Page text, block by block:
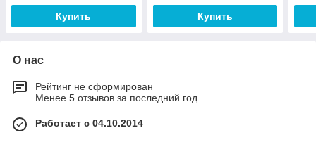
Купить Купить
О нас
Рейтинг не сформирован
Менее 5 отзывов за последний год
Работает с 04.10.2014